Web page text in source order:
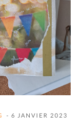
- 6 JANVIER 2023